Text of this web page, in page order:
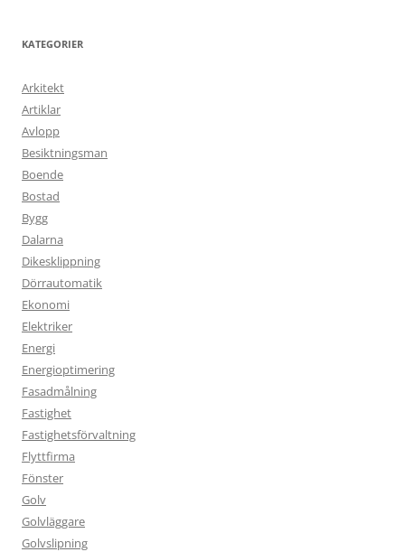
KATEGORIER
Arkitekt
Artiklar
Avlopp
Besiktningsman
Boende
Bostad
Bygg
Dalarna
Dikesklippning
Dörrautomatik
Ekonomi
Elektriker
Energi
Energioptimering
Fasadmålning
Fastighet
Fastighetsförvaltning
Flyttfirma
Fönster
Golv
Golvläggare
Golvslipning